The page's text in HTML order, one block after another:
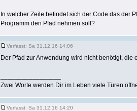
In welcher Zeile befindet sich der Code das der
Programm den Pfad nehmen soll?
Verfasst: Sa 31.12.16 14:06
Der Pfad zur Anwendung wird nicht benötigt,
Zwei Worte werden Dir im Leben viele Türen
Verfasst: Sa 31.12.16 14:20